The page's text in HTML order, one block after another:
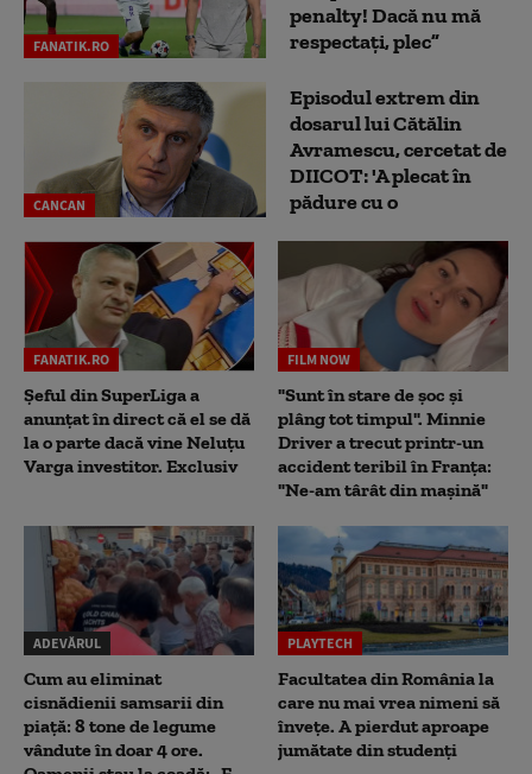
FANATIK.RO
penalty! Dacă nu mă
respectați, plec”
CANCAN
Episodul extrem din
dosarul lui Cătălin
Avramescu, cercetat de
DIICOT: 'A plecat în
pădure cu o
FANATIK.RO
Șeful din SuperLiga a
anunțat în direct că el se dă
la o parte dacă vine Neluțu
Varga investitor. Exclusiv
FILM NOW
"Sunt în stare de șoc și
plâng tot timpul". Minnie
Driver a trecut printr-un
accident teribil în Franța:
"Ne-am târât din mașină"
ADEVĂRUL
Cum au eliminat
cisnădienii samsarii din
piață: 8 tone de legume
vândute în doar 4 ore.
PLAYTECH
Facultatea din România la
care nu mai vrea nimeni să
înveţe. A pierdut aproape
jumătate din studenţi